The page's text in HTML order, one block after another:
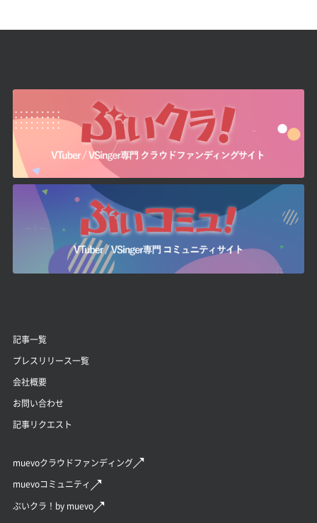
記事一覧
プレスリリース一覧
会社概要
お問い合わせ
記事リクエスト
muevoクラウドファンディング
muevoコミュニティ
ぶいクラ！by muevo